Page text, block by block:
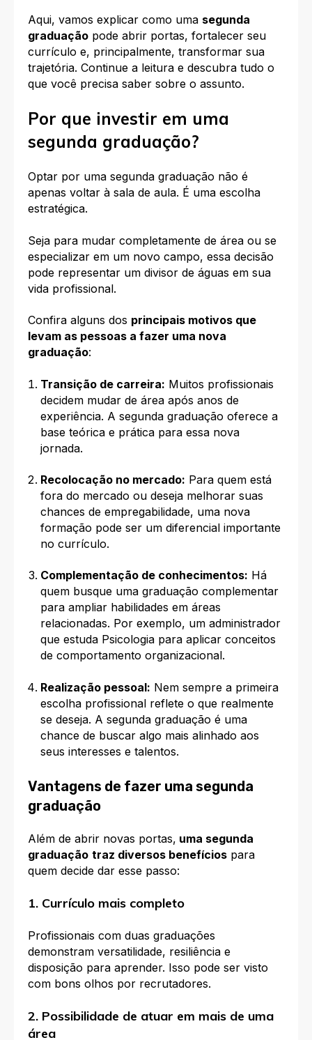
Aqui, vamos explicar como uma segunda
graduação pode abrir portas, fortalecer seu
currículo e, principalmente, transformar sua
trajetória. Continue a leitura e descubra tudo o
que você precisa saber sobre o assunto.
Por que investir em uma
segunda graduação?
Optar por uma segunda graduação não é
apenas voltar à sala de aula. É uma escolha
estratégica.
Seja para mudar completamente de área ou se
especializar em um novo campo, essa decisão
pode representar um divisor de águas em sua
vida profissional.
Confira alguns dos principais motivos que
levam as pessoas a fazer uma nova
graduação:
Transição de carreira: Muitos profissionais
decidem mudar de área após anos de
experiência. A segunda graduação oferece a
base teórica e prática para essa nova
jornada.
Recolocação no mercado: Para quem está
fora do mercado ou deseja melhorar suas
chances de empregabilidade, uma nova
formação pode ser um diferencial importante
no currículo.
Complementação de conhecimentos: Há
quem busque uma graduação complementar
para ampliar habilidades em áreas
relacionadas. Por exemplo, um administrador
que estuda Psicologia para aplicar conceitos
de comportamento organizacional.
Realização pessoal: Nem sempre a primeira
escolha profissional reflete o que realmente
se deseja. A segunda graduação é uma
chance de buscar algo mais alinhado aos
seus interesses e talentos.
Vantagens de fazer uma segunda
graduação
Além de abrir novas portas, uma segunda
graduação traz diversos benefícios para
quem decide dar esse passo:
1. Currículo mais completo
Profissionais com duas graduações
demonstram versatilidade, resiliência e
disposição para aprender. Isso pode ser visto
com bons olhos por recrutadores.
2. Possibilidade de atuar em mais de uma
área